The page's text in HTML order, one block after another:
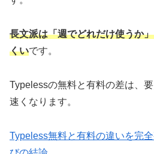
長文派は「週でどれだけ使うか
くいです。
Typelessの無料と有料の差は、
速くなります。
Typeless無料と有料の違いを完